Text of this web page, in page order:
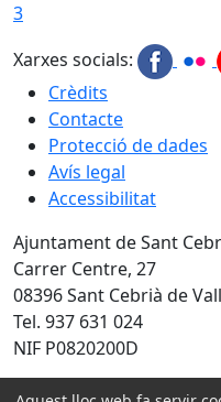
3
Xarxes socials:
Crèdits
Contacte
Protecció de dades
Avís legal
Accessibilitat
Ajuntament de Sant
Carrer Centre, 27
08396 Sant Cebrià de
Tel. 937 631 024
NIF P0820200D
Amb la col·laboració de: